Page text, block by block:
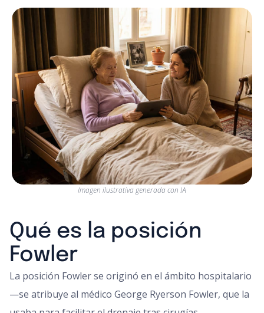
Imagen ilustrativa generada con IA
Qué es la posición
Fowler
La posición Fowler se originó en el ámbito hospitalario
—se atribuye al médico George Ryerson Fowler, que la